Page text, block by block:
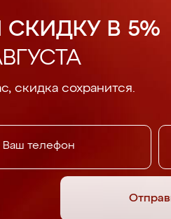
В 5%
скидка сохранится.